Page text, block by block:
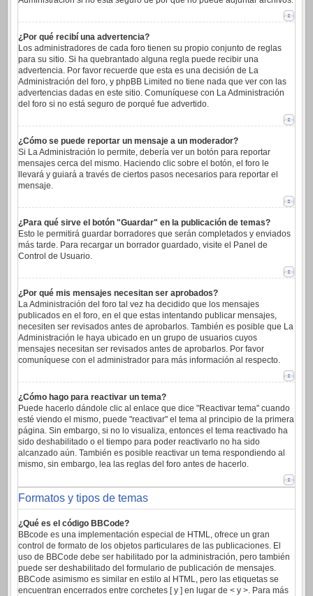
¿Por qué recibí una advertencia?
Los administradores de cada foro tienen su propio conjunto de reglas
para su sitio. Si ha quebrantado alguna regla puede recibir una
advertencia. Por favor recuerde que esta es una decisión de La
Administración del foro, y phpBB Limited no tiene nada que ver con las
advertencias dadas en este sitio. Comuníquese con La Administración
del foro si no está seguro de porqué fue advertido.
¿Cómo se puede reportar un mensaje a un moderador?
Si La Administración lo permite, debería ver un botón para reportar
mensajes cerca del mismo. Haciendo clic sobre el botón, el foro le
llevará y guiará a través de ciertos pasos necesarios para reportar el
mensaje.
¿Para qué sirve el botón "Guardar" en la publicación de temas?
Esto le permitirá guardar borradores que serán completados y enviados
más tarde. Para recargar un borrador guardado, visite el Panel de
Control de Usuario.
¿Por qué mis mensajes necesitan ser aprobados?
La Administración del foro tal vez ha decidido que los mensajes
publicados en el foro, en el que estas intentando publicar mensajes,
necesiten ser revisados antes de aprobarlos. También es posible que La
Administración le haya ubicado en un grupo de usuarios cuyos
mensajes necesitan ser revisados antes de aprobarlos. Por favor
comuníquese con el administrador para más información al respecto.
¿Cómo hago para reactivar un tema?
Puede hacerlo dándole clic al enlace que dice "Reactivar tema" cuando
esté viendo el mismo, puede "reactivar" el tema al principio de la primera
página. Sin embargo, si no lo visualiza, entonces el tema reactivado ha
sido deshabilitado o el tiempo para poder reactivarlo no ha sido
alcanzado aún. También es posible reactivar un tema respondiendo al
mismo, sin embargo, lea las reglas del foro antes de hacerlo.
Formatos y tipos de temas
¿Qué es el código BBCode?
BBcode es una implementación especial de HTML, ofrece un gran
control de formato de los objetos particulares de las publicaciones. El
uso de BBCode debe ser habilitado por la administración, pero también
puede ser deshabilitado del formulario de publicación de mensajes.
BBCode asimismo es similar en estilo al HTML, pero las etiquetas se
encuentran encerrados entre corchetes [ y ] en lugar de < y >. Para más